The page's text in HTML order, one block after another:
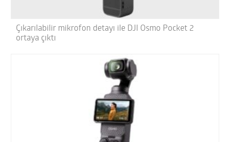
Çıkarılabilir mikrofon detayı ile DJI Osmo Pocket 2
ortaya çıktı